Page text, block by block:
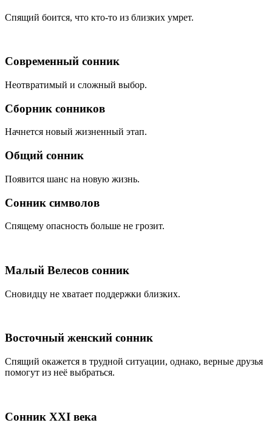
Спящий боится, что кто-то из близких умрет.
Современный сонник
Неотвратимый и сложный выбор.
Сборник сонников
Начнется новый жизненный этап.
Общий сонник
Появится шанс на новую жизнь.
Сонник символов
Спящему опасность больше не грозит.
Малый Велесов сонник
Сновидцу не хватает поддержки близких.
Восточный женский сонник
Спящий окажется в трудной ситуации, однако, верные друзья
помогут из неё выбраться.
Сонник XXI века